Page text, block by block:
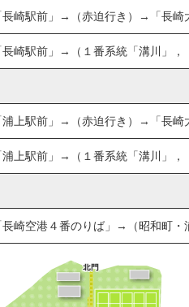
長崎駅前」→（赤迫行き）→「長崎
長崎駅前」→（１番系統「溝川」
浦上駅前」→（赤迫行き）→「長崎
浦上駅前」→（１番系統「溝川」
長崎空港４番のりば」→（昭和町